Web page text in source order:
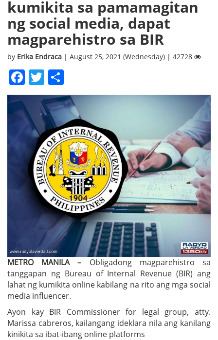
kumikita sa pamamagitan
ng social media, dapat
magparehistro sa BIR
by Erika Endraca | August 25, 2021 (Wednesday) | 42728
Facebook
Twitter
METRO MANILA – Obligadong magparehistro sa
tanggapan ng Bureau of Internal Revenue (BIR) ang
lahat ng kumikita online kabilang na rito ang mga social
media influencer.
Ayon kay BIR Commissioner for legal group, atty.
Marissa cabreros, kailangang ideklara nila ang kanilang
kinikita sa ibat-ibang online platforms